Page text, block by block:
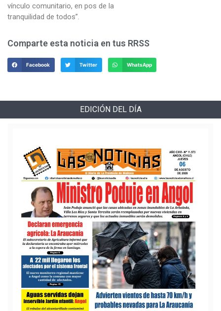
vínculo comunitario, en pos de la
tranquilidad de todos”.
Comparte esta noticia en tus RRSS
Facebook Twitter WhatsApp
EDICIÓN DEL DÍA